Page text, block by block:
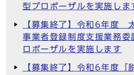
型プロポーザルを実施しま
【募集終了】令和6年度
事業者登録制度支援業務委
ロポーザルを実施します
【募集終了】令和6年度「